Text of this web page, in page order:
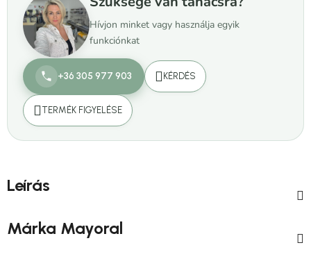
Hívjon minket vagy használja egyik
funkciónkat
+36 305 977 903 KÉRDÉS
TERMÉK FIGYELÉSE
Leírás
Márka Mayoral